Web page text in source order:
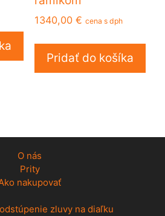
1340,00 € cena s dph
Pridať do košíka
O nás
Prity
nakupovať
zluvy na diaľku